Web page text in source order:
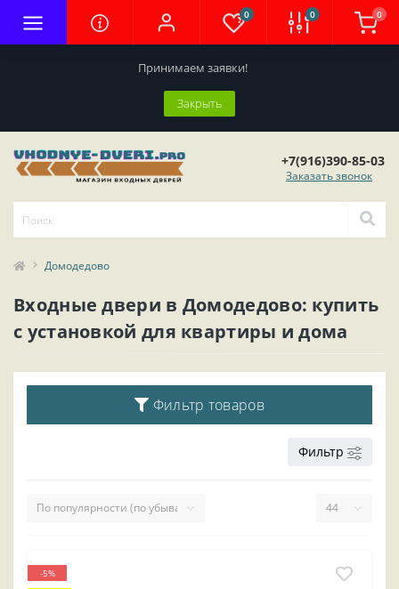
Принимаем заявки!
Закрыть
0 0 0
+7(916)390-85-03
Заказать звонок
Домодедово
Входные двери в Домодедово: купить
с установкой для квартиры и дома
Фильтр товаров
Фильтр
-5%